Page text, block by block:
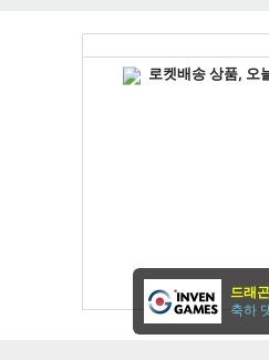
드래
축하